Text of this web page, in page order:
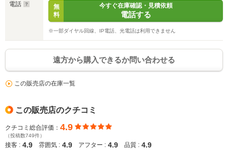
電話
無
料
今すぐ在庫確認・見積依頼
電話する
※一部ダイヤル回線、IP電話、光電話は利用できません
遠方から購入できるか問い合わせる
この販売店の在庫一覧
この販売店のクチコミ
クチコミ総合評価： 4.9
（投稿数749件）
接客 : 4.9 雰囲気 : 4.9 アフター : 4.9 品質 : 4.9